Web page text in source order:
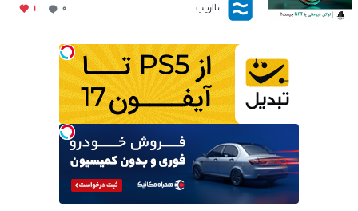
نااریب ۰ ۱